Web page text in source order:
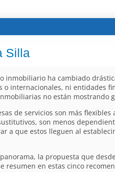
Silla
inmobiliario ha cambiado
o internacionales, ni entidades
no están mostrando
de servicios son más
son menos
a que estos lleguen al
la propuesta que
resumen en estas cinco